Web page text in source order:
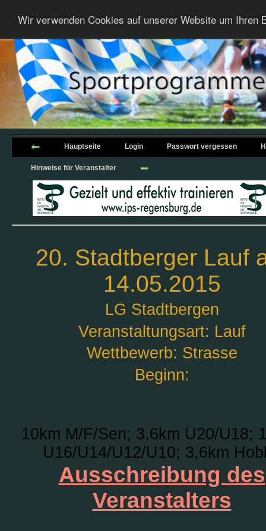
Wir verwenden Cookies auf unserer Website um
Hauptseite Login Passwort vergessen
Hinweise für Veranstalter
20. Stadtberger Lauf
14.05.2015
LG Stadtbergen
Veranstaltungsart: Lauf
Wettbewerb: Strasse
Beginn:
10km M/F/Sen; 3,6km U20/U18;
U16/U14/U12/U10; 3,6km
Ausschreibung des
Veranstalters